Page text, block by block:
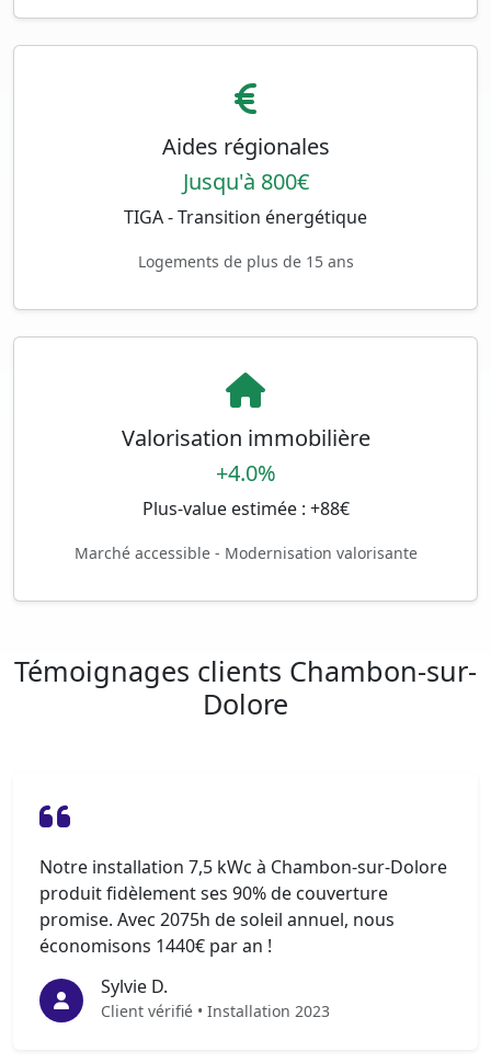
Aides régionales
Jusqu'à 800€
TIGA - Transition énergétique
Logements de plus de 15 ans
Valorisation immobilière
+4.0%
Plus-value estimée : +88€
Marché accessible - Modernisation valorisante
Témoignages clients Chambon-sur-
Dolore
Notre installation 7,5 kWc à Chambon-sur-Dolore
produit fidèlement ses 90% de couverture
promise. Avec 2075h de soleil annuel, nous
économisons 1440€ par an !
Sylvie D.
Client vérifié • Installation 2023